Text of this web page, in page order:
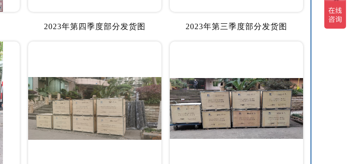
2023年第四季度部分发货图 2023年第三季度部分发货图